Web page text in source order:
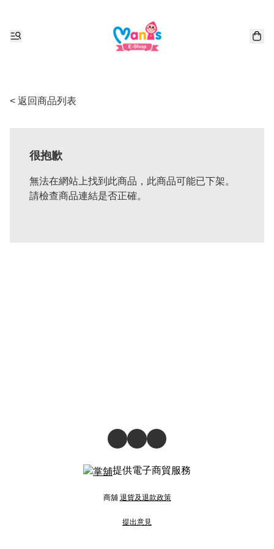
< 返回商品列表
很抱歉
無法在網站上找到此商品，此商品可能已下架。
請檢查商品連結是否正確。
提供電子商貿服務
商舖 退貨及退款政策
提出意見